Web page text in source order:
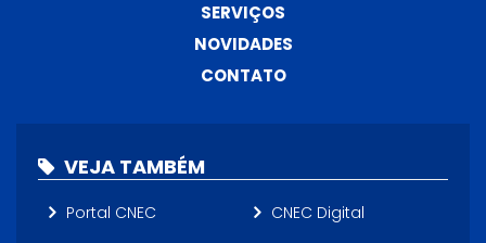
SERVIÇOS
NOVIDADES
CONTATO
VEJA TAMBÉM
Portal CNEC CNEC Digital